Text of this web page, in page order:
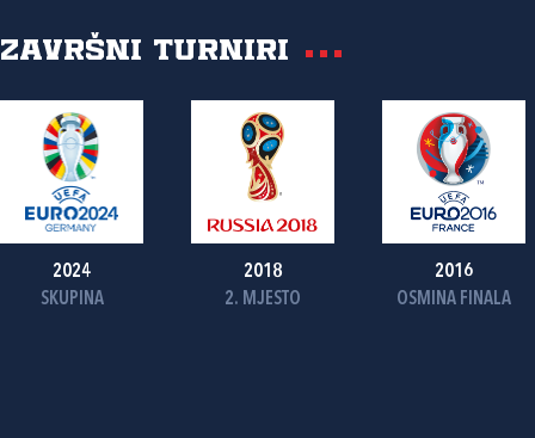
Završni turniri
2024
SKUPINA
2018
2. MJESTO
2016
OSMINA FINALA